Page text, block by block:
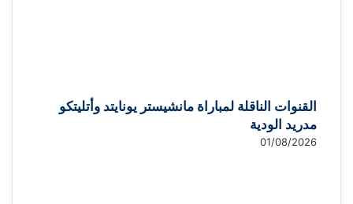
القنوات الناقلة لمباراة مانشيستر يونايتد وأتليتكو
مدريد الودية
01/08/2026